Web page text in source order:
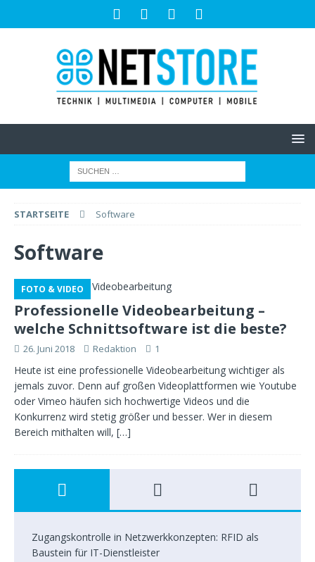
STARTSEITE Software
Software
FOTO & VIDEO
Professionelle Videobearbeitung –
welche Schnittsoftware ist die beste?
26. Juni 2018 Redaktion 1
Heute ist eine professionelle Videobearbeitung wichtiger als
jemals zuvor. Denn auf großen Videoplattformen wie Youtube
oder Vimeo häufen sich hochwertige Videos und die
Konkurrenz wird stetig größer und besser. Wer in diesem
Bereich mithalten will, […]
Zugangskontrolle in Netzwerkkonzepten: RFID als
Baustein für IT-Dienstleister